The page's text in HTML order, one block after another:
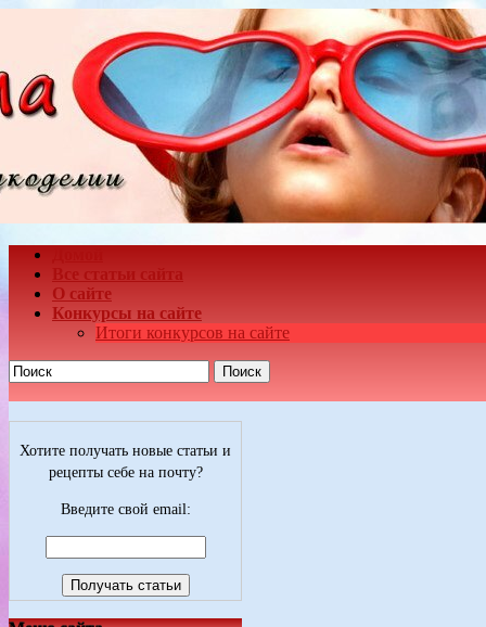
Все статьи сайта
О сайте
Конкурсы на сайте
Итоги конкурсов на сайте
Поиск
Хотите получать новые статьи и
рецепты себе на почту?
Введите свой email: